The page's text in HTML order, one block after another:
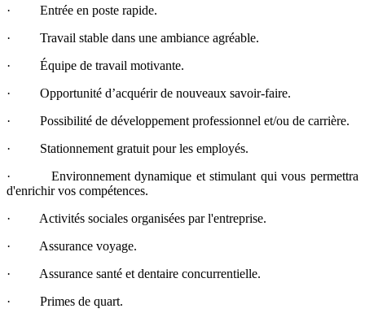
· Entrée en poste rapide.
· Travail stable dans une ambiance agréable.
· Équipe de travail motivante.
· Opportunité d’acquérir de nouveaux savoir-faire.
· Possibilité de développement professionnel et/ou de carrière.
· Stationnement gratuit pour les employés.
· Environnement dynamique et stimulant qui vous permettra
d'enrichir vos compétences.
· Activités sociales organisées par l'entreprise.
· Assurance voyage.
· Assurance santé et dentaire concurrentielle.
· Primes de quart.